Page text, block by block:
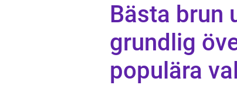
Bästa brun
grundlig
populära val